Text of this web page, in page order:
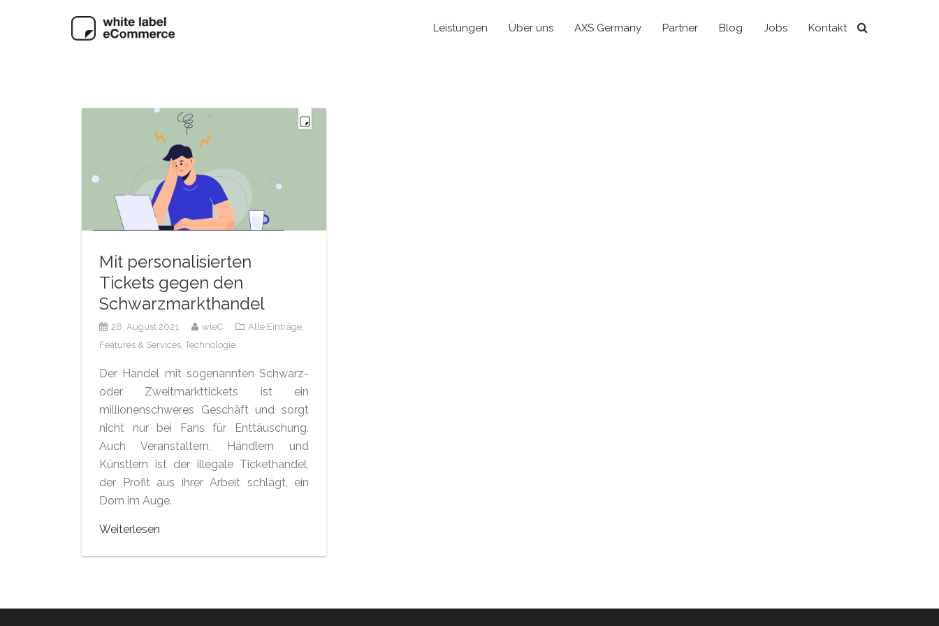
Leistungen Über uns AXS Germany Partner Blog Jobs Kontakt
Mit personalisierten
Tickets gegen den
Schwarzmarkthandel
28. August 2021 wleC
Alle Einträge,
Features & Services, Technologie
Der Handel mit sogenannten Schwarz-
oder Zweitmarkttickets ist ein
millionenschweres Geschäft und sorgt
nicht nur bei Fans für Enttäuschung.
Auch Veranstaltern, Händlern und
Künstlern ist der illegale Tickethandel,
der Profit aus ihrer Arbeit schlägt, ein
Dorn im Auge.
Weiterlesen